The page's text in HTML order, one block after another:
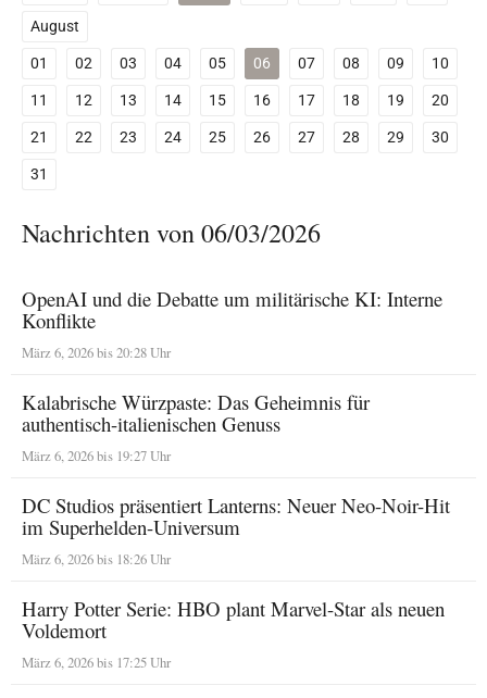
August
01
02 03 04 05 06 07 08 09
10
11
12 13 14 15 16 17 18 19
20
21
22 23 24 25 26 27 28 29
30
31
Nachrichten von 06/03/2026
OpenAI und die Debatte um militärische KI: Interne
Konflikte
März 6, 2026 bis 20:28 Uhr
Kalabrische Würzpaste: Das Geheimnis für
authentisch-italienischen Genuss
März 6, 2026 bis 19:27 Uhr
DC Studios präsentiert Lanterns: Neuer Neo-Noir-Hit
im Superhelden-Universum
März 6, 2026 bis 18:26 Uhr
Harry Potter Serie: HBO plant Marvel-Star als neuen
Voldemort
März 6, 2026 bis 17:25 Uhr